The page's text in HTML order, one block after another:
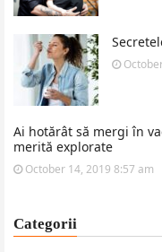
Ai hotărât să mergi în
merită explorate
October 14, 2019 8:57 am
Categorii